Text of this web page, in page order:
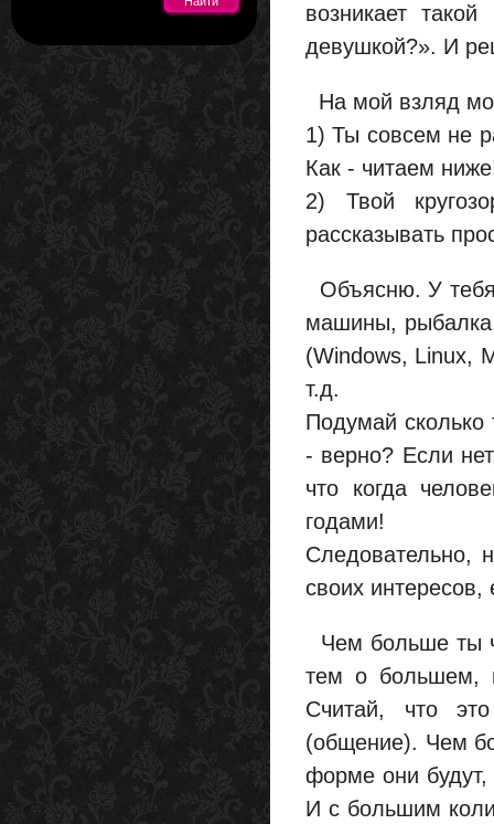
возникает
девушкой?». И
На мой взляд
1) Ты совсем не
Как - читаем
2) Твой
рассказывать
Объясню. У
машины,
(Windows, Linux,
т.д.
Подумай
- верно? Если
что когда
годами!
Следовательно,
своих
Чем больше ты
тем о большем,
Считай, что
(общение). Чем
форме они будут,
И с большим